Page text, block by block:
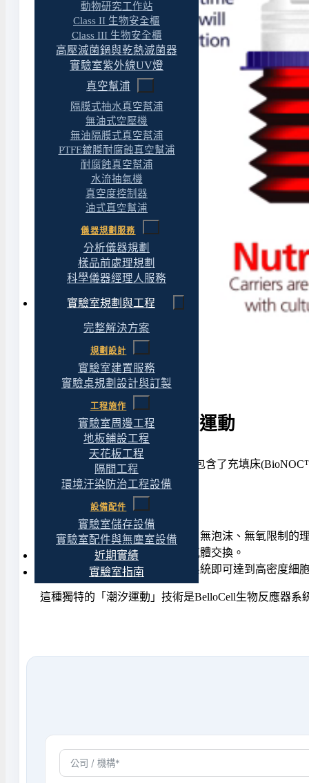
動物研究工作站
Class II 生物安全櫃
Class III 生物安全櫃
高壓滅菌鍋與乾熱滅菌器
實驗室紫外線UV燈
真空幫浦
隔膜式抽水真空幫浦
無油式空壓機
無油隔膜式真空幫浦
PTFE鍍膜耐腐蝕真空幫浦
耐腐蝕真空幫浦
水流抽氣機
真空度控制器
油式真空幫浦
儀器規劃服務
分析儀器規劃
樣品前處理規劃
科學儀器經理人服務
實驗室規劃與工程
完整解決方案
規劃設計
實驗室建置服務
實驗桌規劃設計與訂製
工程施作
實驗室周邊工程
地板鋪設工程
天花板工程
隔間工程
環境汙染防治工程設備
設備配件
實驗室儲存設備
實驗室配件與無塵室設備
近期實績
實驗室指南
BelloCell® 中的潮汐運動
BelloCell 中「潮汐運動」的原理包含了充填床
氣環境中進行通氣。
這種重複的「潮汐運動」可以:
為細胞提供極低剪切應力、無泡沫、無氧限制的
促進細胞吸收營養及進行氣體交換。
實現無需額外攪拌或循環系統即可達到高密度細
這種獨特的「潮汐運動」技術是BelloCell生物反應器系